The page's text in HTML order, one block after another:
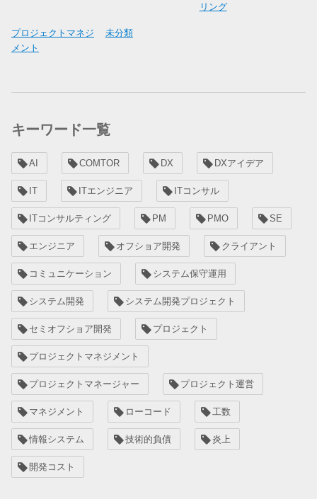
リング
プロジェクトマネジ
メント
未分類
キーワード一覧
AI COMTOR DX DXアイデア
IT ITエンジニア ITコンサル
ITコンサルティング PM PMO SE
エンジニア オフショア開発 クライアント
コミュニケーション システム保守運用
システム開発 システム開発プロジェクト
セミオフショア開発 プロジェクト
プロジェクトマネジメント
プロジェクトマネージャー プロジェクト運営
マネジメント ローコード 工数
情報システム 技術的負債 炎上
開発コスト